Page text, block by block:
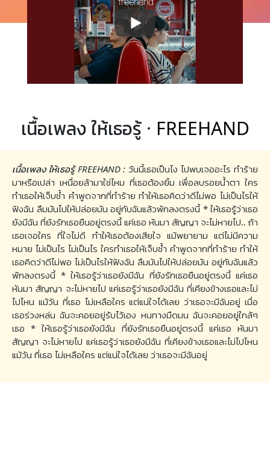
เนื้อเพลง ให้เธอรู้ · FREEHAND
เนื้อเพลง ให้เธอรู้ FREEHAND :วันนี้เธอเป็นไง ไปพบเจออะไร ทำร้าย
มาหรือเปล่า เหนื่อยล้ามาใช่ไหม ที่เธอต้องยิ้ม เพื่อลบรอยน้ำตา ใคร
ทำเธอให้เจ็บช้ำ คำพูดจากที่ทำร้าย ทำให้เธอคิดว่าดีไม่พอ ไม่เป็นไรให้
ฟังฉัน ลืมมันไปให้ปล่อยมัน อยู่กับฉันแล้วพักลงตรงนี้ * ให้เธอรู้ว่าเธอ
ยังมีฉัน ที่ยังรักเธอยืนอยู่ตรงนี้ แค่เธอ หันมา สัญญา จะไม่หายไป.. ถ้า
เธอเจอใคร ที่ใจไม่ดี ทำให้เธอต้องเสียใจ แม้พยายาม แต่ไม่มีความ
หมาย ไม่เป็นไร ไม่เป็นไร ใครทำเธอให้เจ็บช้ำ คำพูดจากที่ทำร้าย ทำให้
เธอคิดว่าดีไม่พอ ไม่เป็นไรให้ฟังฉัน ลืมมันไปให้ปล่อยมัน อยู่กับฉันแล้ว
พักลงตรงนี้ * ให้เธอรู้ว่าเธอยังมีฉัน ที่ยังรักเธอยืนอยู่ตรงนี้ แค่เธอ
หันมา สัญญา จะไม่หายไป แค่เธอรู้ว่าเธอยังมีฉัน ที่เคียงข้างเธอและไม่
ไปไหน แม้วัน ที่เธอ ไม่เหลือใคร แต่แน่ใจได้เลย ว่าเธอจะมีฉันอยู่ เมื่อ
เธอร่วงหล่น ฉันจะคอยอยู่รับไว้เอง หนทางมืดมน ฉันจะคอยอยู่ใกล้ๆ
เธอ * ให้เธอรู้ว่าเธอยังมีฉัน ที่ยังรักเธอยืนอยู่ตรงนี้ แค่เธอ หันมา
สัญญา จะไม่หายไป แค่เธอรู้ว่าเธอยังมีฉัน ที่เคียงข้างเธอและไม่ไปไหน
แม้วัน ที่เธอ ไม่เหลือใคร แต่แน่ใจได้เลย ว่าเธอจะมีฉันอยู่